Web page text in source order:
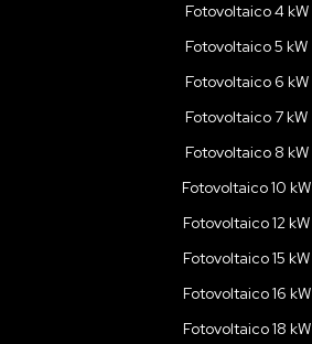
Fotovoltaico 4 kW
Fotovoltaico 5 kW
Fotovoltaico 6 kW
Fotovoltaico 7 kW
Fotovoltaico 8 kW
Fotovoltaico 10 kW
Fotovoltaico 12 kW
Fotovoltaico 15 kW
Fotovoltaico 16 kW
Fotovoltaico 18 kW